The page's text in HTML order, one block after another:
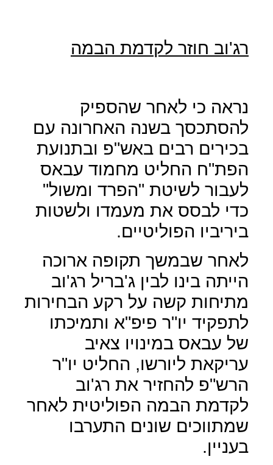
רג'וב חוזר לקדמת הבמה
נראה כי לאחר שהספיק
להסתכסך בשנה האחרונה עם
בכירים רבים באש"פ ובתנועת
הפת"ח החליט מחמוד עבאס
לעבור לשיטת "הפרד ומשול"
כדי לבסס את מעמדו ולשטות
ביריביו הפוליטיים.
לאחר שבמשך תקופה ארוכה
הייתה בינו לבין ג'בריל רג'וב
מתיחות קשה על רקע הבחירות
לתפקיד יו"ר פיפ"א ותמיכתו
של עבאס במינויו צאיב
עריקאת ליורשו, החליט יו"ר
הרש"פ להחזיר את רג'וב
לקדמת הבמה הפוליטית לאחר
שמתווכים שונים התערבו
בעניין.